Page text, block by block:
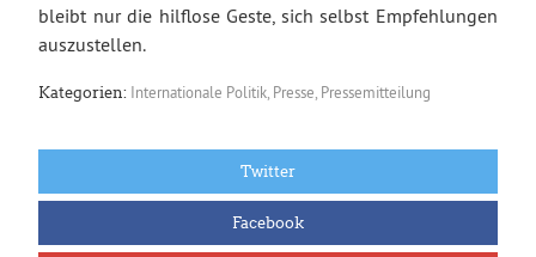
bleibt nur die hilflose Geste, sich selbst Empfehlungen
auszustellen.
Kategorien: Internationale Politik Presse Pressemitteilung
Twitter
Facebook